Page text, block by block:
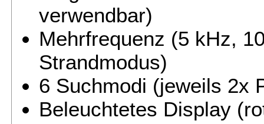
verwendbar)
Mehrfrequenz (5 kHz,
Strandmodus)
6 Suchmodi (jeweils 2x
Beleuchtetes Display